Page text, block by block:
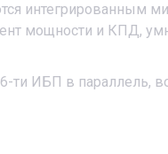
интегрированным
мощности и КПД,
ИБП в параллель,